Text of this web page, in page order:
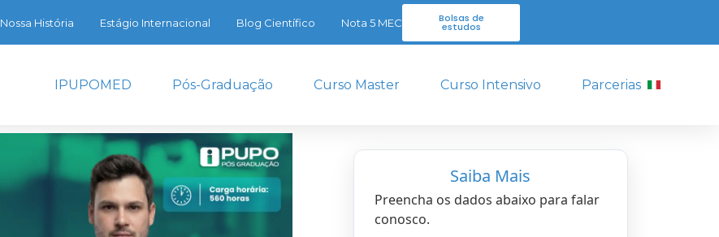
Bolsas de
estudos
Nossa História Estágio Internacional Blog Científico Nota 5 MEC
IPUPOMED Pós-Graduação Curso Master Curso Intensivo Parcerias
Saiba Mais
Preencha os dados abaixo para falar
conosco.